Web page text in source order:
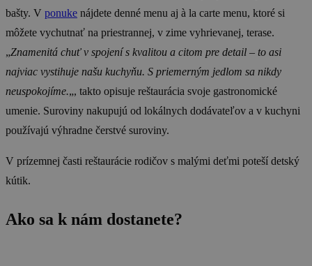
bašty. V ponuke nájdete denné menu aj à la carte menu, ktoré si
môžete vychutnať na priestrannej, v zime vyhrievanej, terase.
„Znamenitá chuť v spojení s kvalitou a citom pre detail – to asi
najviac vystihuje našu kuchyňu. S priemerným jedlom sa nikdy
neuspokojíme.„, takto opisuje reštaurácia svoje gastronomické
umenie. Suroviny nakupujú od lokálnych dodávateľov a v kuchyni
používajú výhradne čerstvé suroviny.
V prízemnej časti reštaurácie rodičov s malými deťmi poteší detský
kútik.
Ako sa k nám dostanete?